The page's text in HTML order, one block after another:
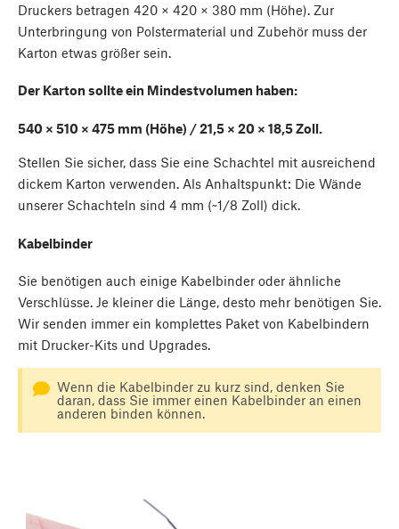
Druckers betragen 420 × 420 × 380 mm (Höhe). Zur
Unterbringung von Polstermaterial und Zubehör muss der
Karton etwas größer sein.
Der Karton sollte ein Mindestvolumen haben:
540 × 510 × 475 mm (Höhe) / 21,5 × 20 × 18,5 Zoll.
Stellen Sie sicher, dass Sie eine Schachtel mit ausreichend
dickem Karton verwenden. Als Anhaltspunkt: Die Wände
unserer Schachteln sind 4 mm (~1/8 Zoll) dick.
Kabelbinder
Sie benötigen auch einige Kabelbinder oder ähnliche
Verschlüsse. Je kleiner die Länge, desto mehr benötigen Sie.
Wir senden immer ein komplettes Paket von Kabelbindern
mit Drucker-Kits und Upgrades.
Wenn die Kabelbinder zu kurz sind, denken Sie
daran, dass Sie immer einen Kabelbinder an einen
anderen binden können.